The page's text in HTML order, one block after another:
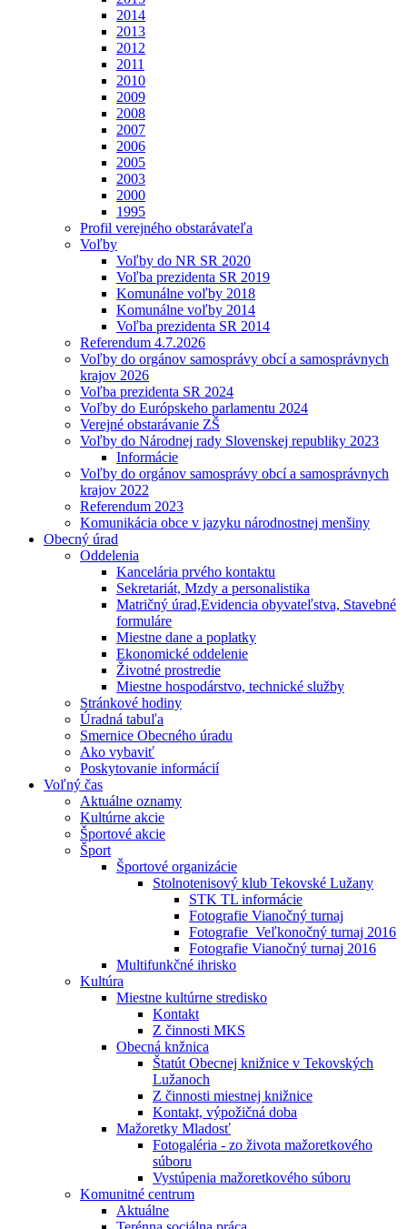
2014
2013
2012
2011
2010
2009
2008
2007
2006
2005
2003
2000
1995
Profil verejného obstarávateľa
Voľby
Voľby do NR SR 2020
Voľba prezidenta SR 2019
Komunálne voľby 2018
Komunálne voľby 2014
Voľba prezidenta SR 2014
Referendum 4.7.2026
Voľby do orgánov samosprávy obcí a samosprávnych
krajov 2026
Voľba prezidenta SR 2024
Voľby do Európskeho parlamentu 2024
Verejné obstarávanie ZŠ
Voľby do Národnej rady Slovenskej republiky 2023
Informácie
Voľby do orgánov samosprávy obcí a samosprávnych
krajov 2022
Referendum 2023
Komunikácia obce v jazyku národnostnej menšiny
Obecný úrad
Oddelenia
Kancelária prvého kontaktu
Sekretariát, Mzdy a personalistika
Matričný úrad,Evidencia obyvateľstva, Stavebné
formuláre
Miestne dane a poplatky
Ekonomické oddelenie
Životné prostredie
Miestne hospodárstvo, technické služby
Stránkové hodiny
Úradná tabuľa
Smernice Obecného úradu
Ako vybaviť
Poskytovanie informácií
Voľný čas
Aktuálne oznamy
Kultúrne akcie
Športové akcie
Šport
Športové organizácie
Stolnotenisový klub Tekovské Lužany
STK TL informácie
Fotografie Vianočný turnaj
Fotografie_Veľkonočný turnaj 2016
Fotografie Vianočný turnaj 2016
Multifunkčné ihrisko
Kultúra
Miestne kultúrne stredisko
Kontakt
Z činnosti MKS
Obecná knžnica
Štatút Obecnej knižnice v Tekovských
Lužanoch
Z činnosti miestnej knižnice
Kontakt, výpožičná doba
Mažoretky Mladosť
Fotogaléria - zo života mažoretkového
súboru
Vystúpenia mažoretkového súboru
Komunitné centrum
Aktuálne